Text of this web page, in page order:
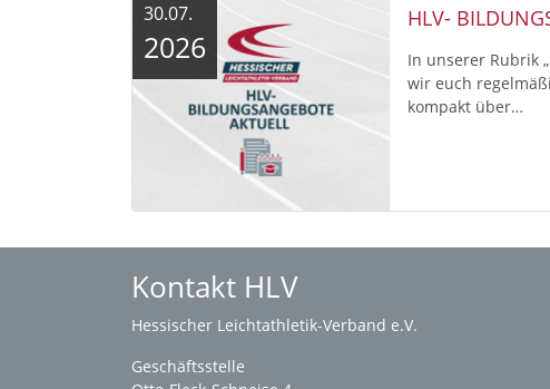
In unserer Rubrik
wir euch
kompakt über…
30.07.
2026
Kontakt HLV
Hessischer Leichtathletik-Verband e.V.
Geschäftsstelle